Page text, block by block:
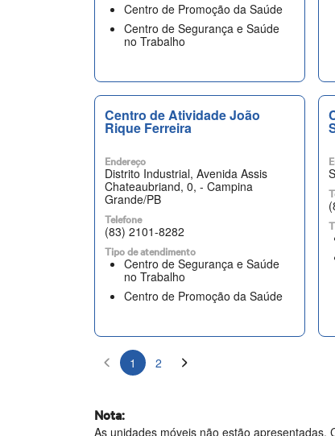
Centro de Promoção da Saúde
Centro de Segurança e Saúde
no Trabalho
Centro de Atividade João
Rique Ferreira
Endereço
Distrito Industrial, Avenida Assis
Chateaubriand, 0, - Campina
Grande/PB
Telefone
(83) 2101-8282
Tipo de atendimento
Centro de Segurança e Saúde
no Trabalho
Centro de Promoção da Saúde
1 2
Nota:
As unidades móveis não estão